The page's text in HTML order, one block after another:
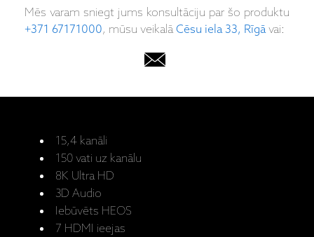
Mēs varam sniegt jums konsultāciju par šo produktu
+371 67171000, mūsu veikalāCēsu iela 33, Rīgāvai:
15,4 kanāli
150 vati uz kanālu
8K Ultra HD
3D Audio
Iebūvēts HEOS
7 HDMI ieejas